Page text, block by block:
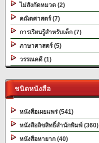
ไม่สังกัดหมวด (2)
คณิตศาสตร์ (7)
การเรียนรู้สำหรับเด็ก (7)
ภาษาศาสตร์ (5)
วรรณคดี (1)
ชนิดหนังสือ
หนังสือเผยแพร่ (541)
หนังสือลิขสิทธิ์สำนักพิมพ์ (360)
หนังสือหายาก (40)